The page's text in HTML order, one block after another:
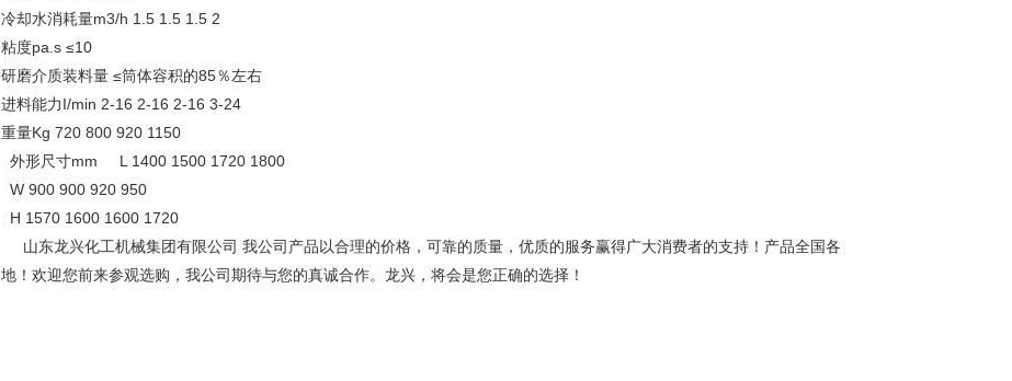
冷却水消耗量m3/h 1.5 1.5 1.5 2
粘度pa.s ≤10
研磨介质装料量 ≤筒体容积的85％左右
进料能力I/min 2-16 2-16 2-16 3-24
重量Kg 720 800 920 1150
外形尺寸mm L 1400 1500 1720 1800
W 900 900 920 950
H 1570 1600 1600 1720
山东龙兴化工机械集团有限公司 我公司产品以合理的价格，可靠的质量，优质的服务赢得广大消费者的支持！产品全国各
地！欢迎您前来参观选购，我公司期待与您的真诚合作。龙兴，将会是您正确的选择！